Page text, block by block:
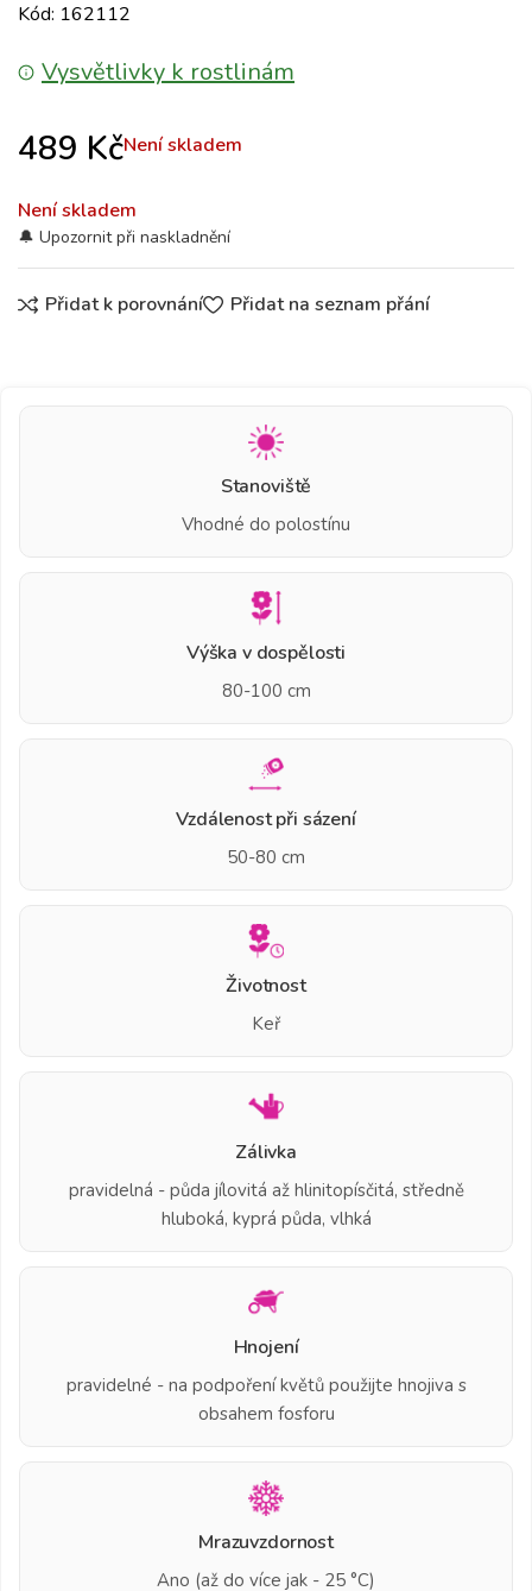
Kód: 162112
Vysvětlivky k rostlinám
489 KčNení skladem
Není skladem
Přidat k porovnání Přidat na seznam přání
Stanoviště
Vhodné do polostínu
Výška v dospělosti
80-100 cm
Vzdálenost při sázení
50-80 cm
Životnost
Keř
Zálivka
pravidelná - půda jílovitá až hlinitopísčitá, středně
hluboká, kyprá půda, vlhká
Hnojení
pravidelné - na podpoření květů použijte hnojiva s
obsahem fosforu
Mrazuvzdornost
Ano (až do více jak - 25 °C)